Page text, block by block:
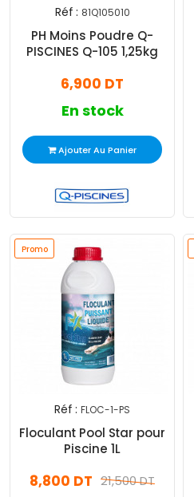
Réf : 81Q105010
PH Moins Poudre Q-
PISCINES Q-105 1,25kg
6,900 DT
En stock
Ajouter Au Panier
Promo
Réf : FLOC-1-PS
Floculant Pool Star pour
Piscine 1L
21,500 DT
8,800 DT